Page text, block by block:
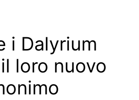
i Dalyrium
loro nuovo